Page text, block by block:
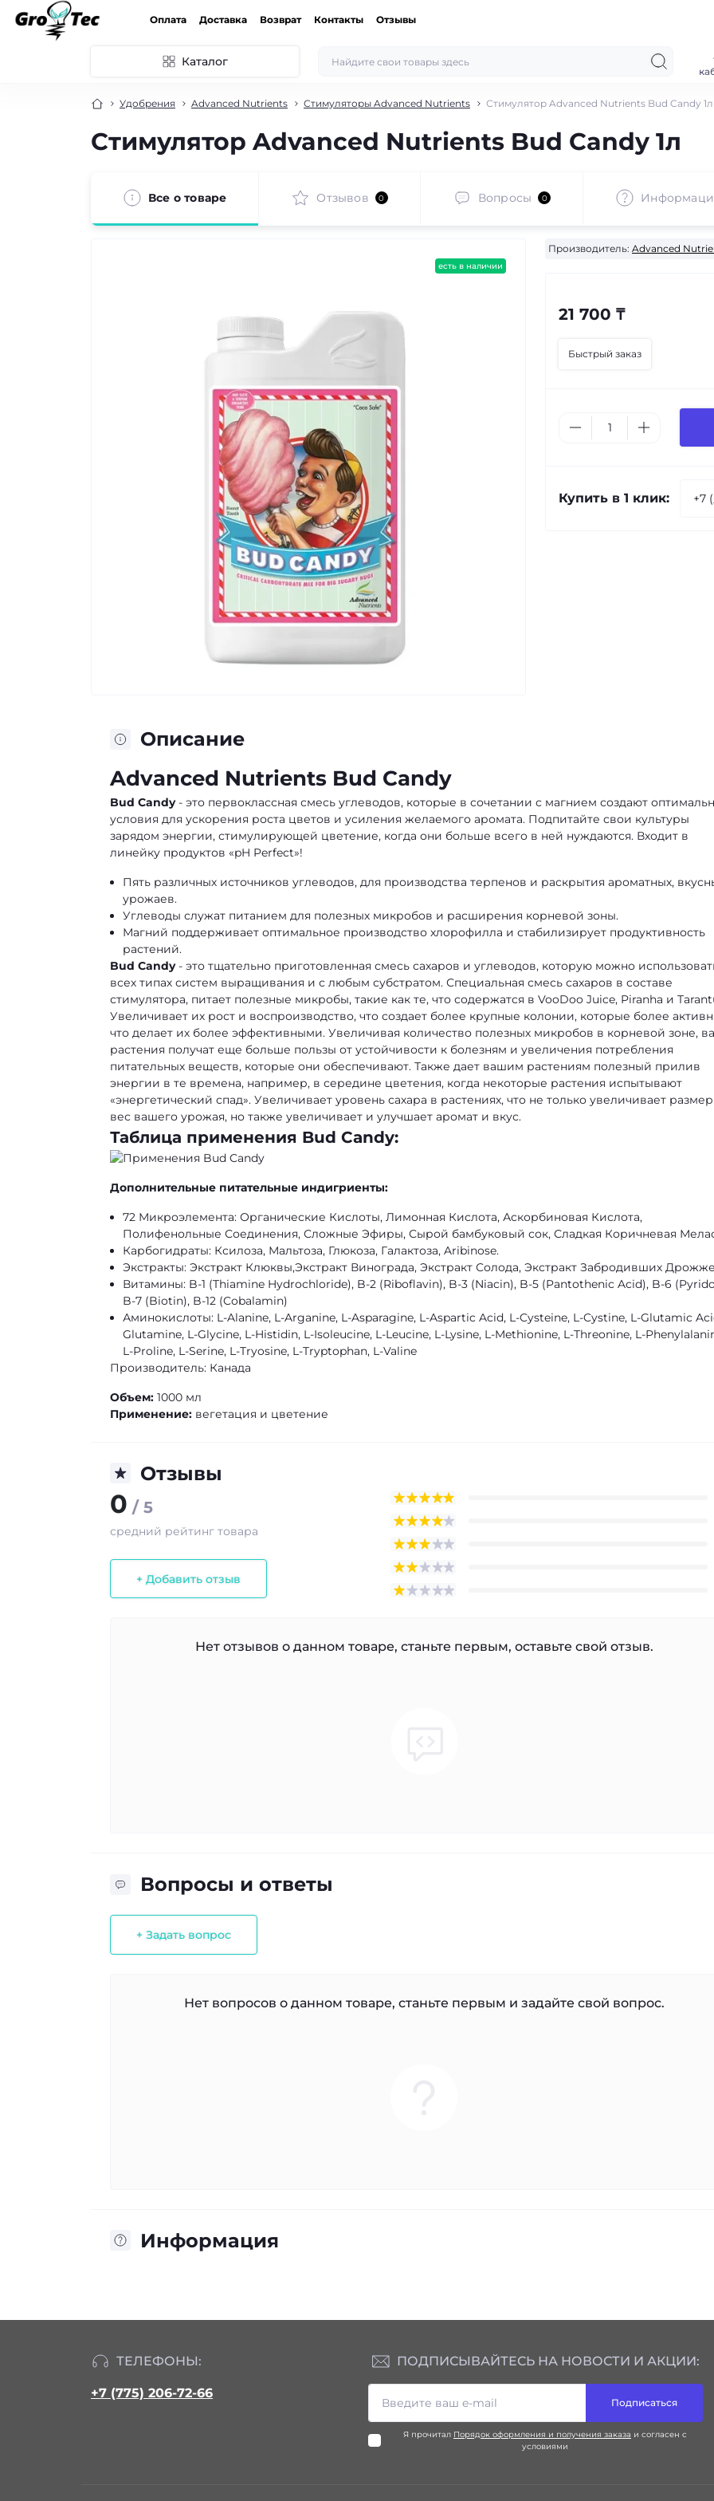
Оплата Доставка Возврат Контакты Отзывы
Каталог
Удобрения Advanced Nutrients Стимуляторы Advanced Nutrients Стимулятор Advanced Nutrients Bud Candy 1л
Стимулятор Advanced Nutrients Bud Candy 1л
Все о товаре Отзывов 0 Вопросы 0
есть в наличии
Производитель: Advanced
21 700 ₸
Быстрый заказ
Купить в 1 клик:
Описание
Advanced Nutrients Bud Candy
Bud Candy- это первоклассная смесь углеводов, которые в сочетании с магнием создают
условия для ускорения роста цветов и усиления желаемого аромата. Подпитайте свои культуры
зарядом энергии, стимулирующей цветение, когда они больше всего в ней нуждаются. Входит в
линейку продуктов «pH Perfect»!
Пять различных источников углеводов, для производства терпенов и раскрытия ароматных,
урожаев.
Углеводы служат питанием для полезных микробов и расширения корневой зоны.
Магний поддерживает оптимальное производство хлорофилла и стабилизирует продуктивность
растений.
Bud Candy- это тщательно приготовленная смесь сахаров и углеводов, которую можно
всех типах систем выращивания и с любым субстратом. Специальная смесь сахаров в составе
стимулятора, питает полезные микробы, такие как те, что содержатся в VooDoo Juice, Piranha и
Увеличивает их рост и воспроизводство, что создает более крупные колонии, которые более
что делает их более эффективными. Увеличивая количество полезных микробов в корневой зоне,
растения получат еще больше пользы от устойчивости к болезням и увеличения потребления
питательных веществ, которые они обеспечивают. Также дает вашим растениям полезный прилив
энергии в те времена, например, в середине цветения, когда некоторые растения испытывают
«энергетический спад». Увеличивает уровень сахара в растениях, что не только увеличивает
вес вашего урожая, но также увеличивает и улучшает аромат и вкус.
Таблица применения Bud Candy:
Дополнительные питательные индигриенты:
72 Микроэлемента: Органические Кислоты, Лимонная Кислота, Аскорбиновая Кислота,
Полифенольные Соединения, Сложные Эфиры, Сырой бамбуковый сок, Сладкая Коричневая
Карбогидраты: Ксилоза, Мальтоза, Глюкоза, Галактоза, Aribinose.
Экстракты: Экстракт Клюквы,Экстракт Винограда, Экстракт Солода, Экстракт Забродивших
Витамины: B-1 (Thiamine Hydrochloride), B-2 (Riboflavin), B-3 (Niacin), B-5 (Pantothenic Acid), B-6
B-7 (Biotin), B-12 (Cobalamin)
Аминокислоты: L-Alanine, L-Arganine, L-Asparagine, L-Aspartic Acid, L-Cysteine, L-Cystine, L-Glutamic
Glutamine, L-Glycine, L-Histidin, L-Isoleucine, L-Leucine, L-Lysine, L-Methionine, L-Threonine, L-
L-Proline, L-Serine, L-Tryosine, L-Tryptophan, L-Valine
Производитель: Канада
Объем: 1000 мл
Применение: вегетация и цветение
Отзывы
0 / 5
средний рейтинг товара
+ Добавить отзыв
Нет отзывов о данном товаре, станьте первым, оставьте свой отзыв.
Вопросы и ответы
+ Задать вопрос
Нет вопросов о данном товаре, станьте первым и задайте свой вопрос.
Информация
ТЕЛЕФОНЫ:
+7 (775) 206-72-66
ПОДПИСЫВАЙТЕСЬ НА НОВОСТИ И АКЦИИ:
Подписаться
Я прочитал Порядок оформления и получения заказа и согласен с
условиями